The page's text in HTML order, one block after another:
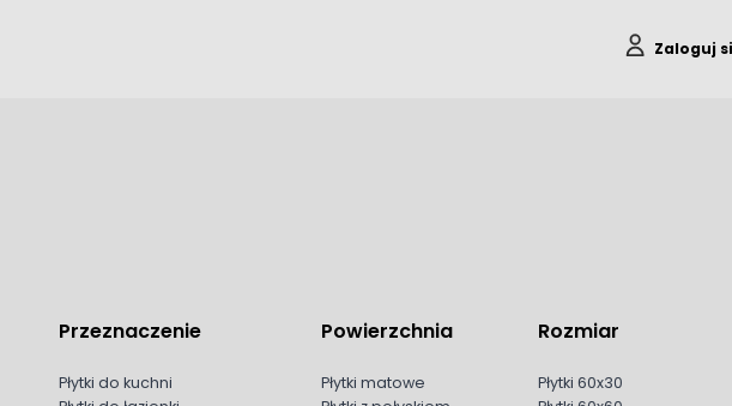
Zaloguj
Przeznaczenie
Płytki do kuchni
Powierzchnia
Płytki matowe
Rozmiar
Płytki 60x30